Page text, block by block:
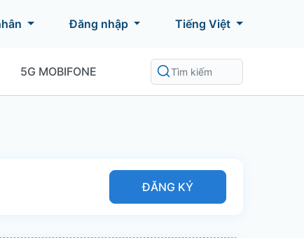
Đăng nhập Tiếng Việt
5G MOBIFONE
ĐĂNG KÝ